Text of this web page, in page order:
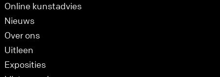
Online kunstadvies
Nieuws
Over ons
Uitleen
Exposities